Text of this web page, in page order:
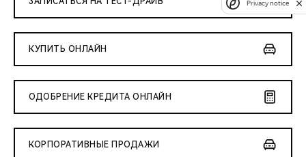
КУПИТЬ ОНЛАЙН
ОДОБРЕНИЕ КРЕДИТА ОНЛАЙН
КОРПОРАТИВНЫЕ ПРОДАЖИ
Privacy notice